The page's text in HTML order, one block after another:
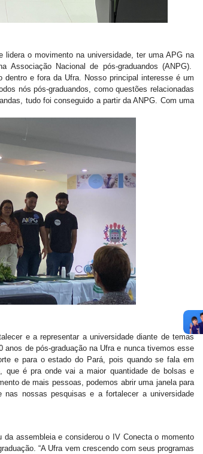
lidera o movimento na universidade, ter uma APG na
Nacional de pós-graduandos (ANPG).
dentro e fora da Ufra. Nosso principal interesse é um
nós pós-graduandos, como questões relacionadas
tudo foi conseguido a partir da ANPG. Com uma
e a representar a universidade diante de temas
anos de pós-graduação na Ufra e nunca tivemos esse
e para o estado do Pará, pois quando se fala em
que é pra onde vai a maior quantidade de bolsas e
de mais pessoas, podemos abrir uma janela para
nossas pesquisas e a fortalecer a universidade
assembleia e considerou o IV Conecta o momento
“A Ufra vem crescendo com seus programas